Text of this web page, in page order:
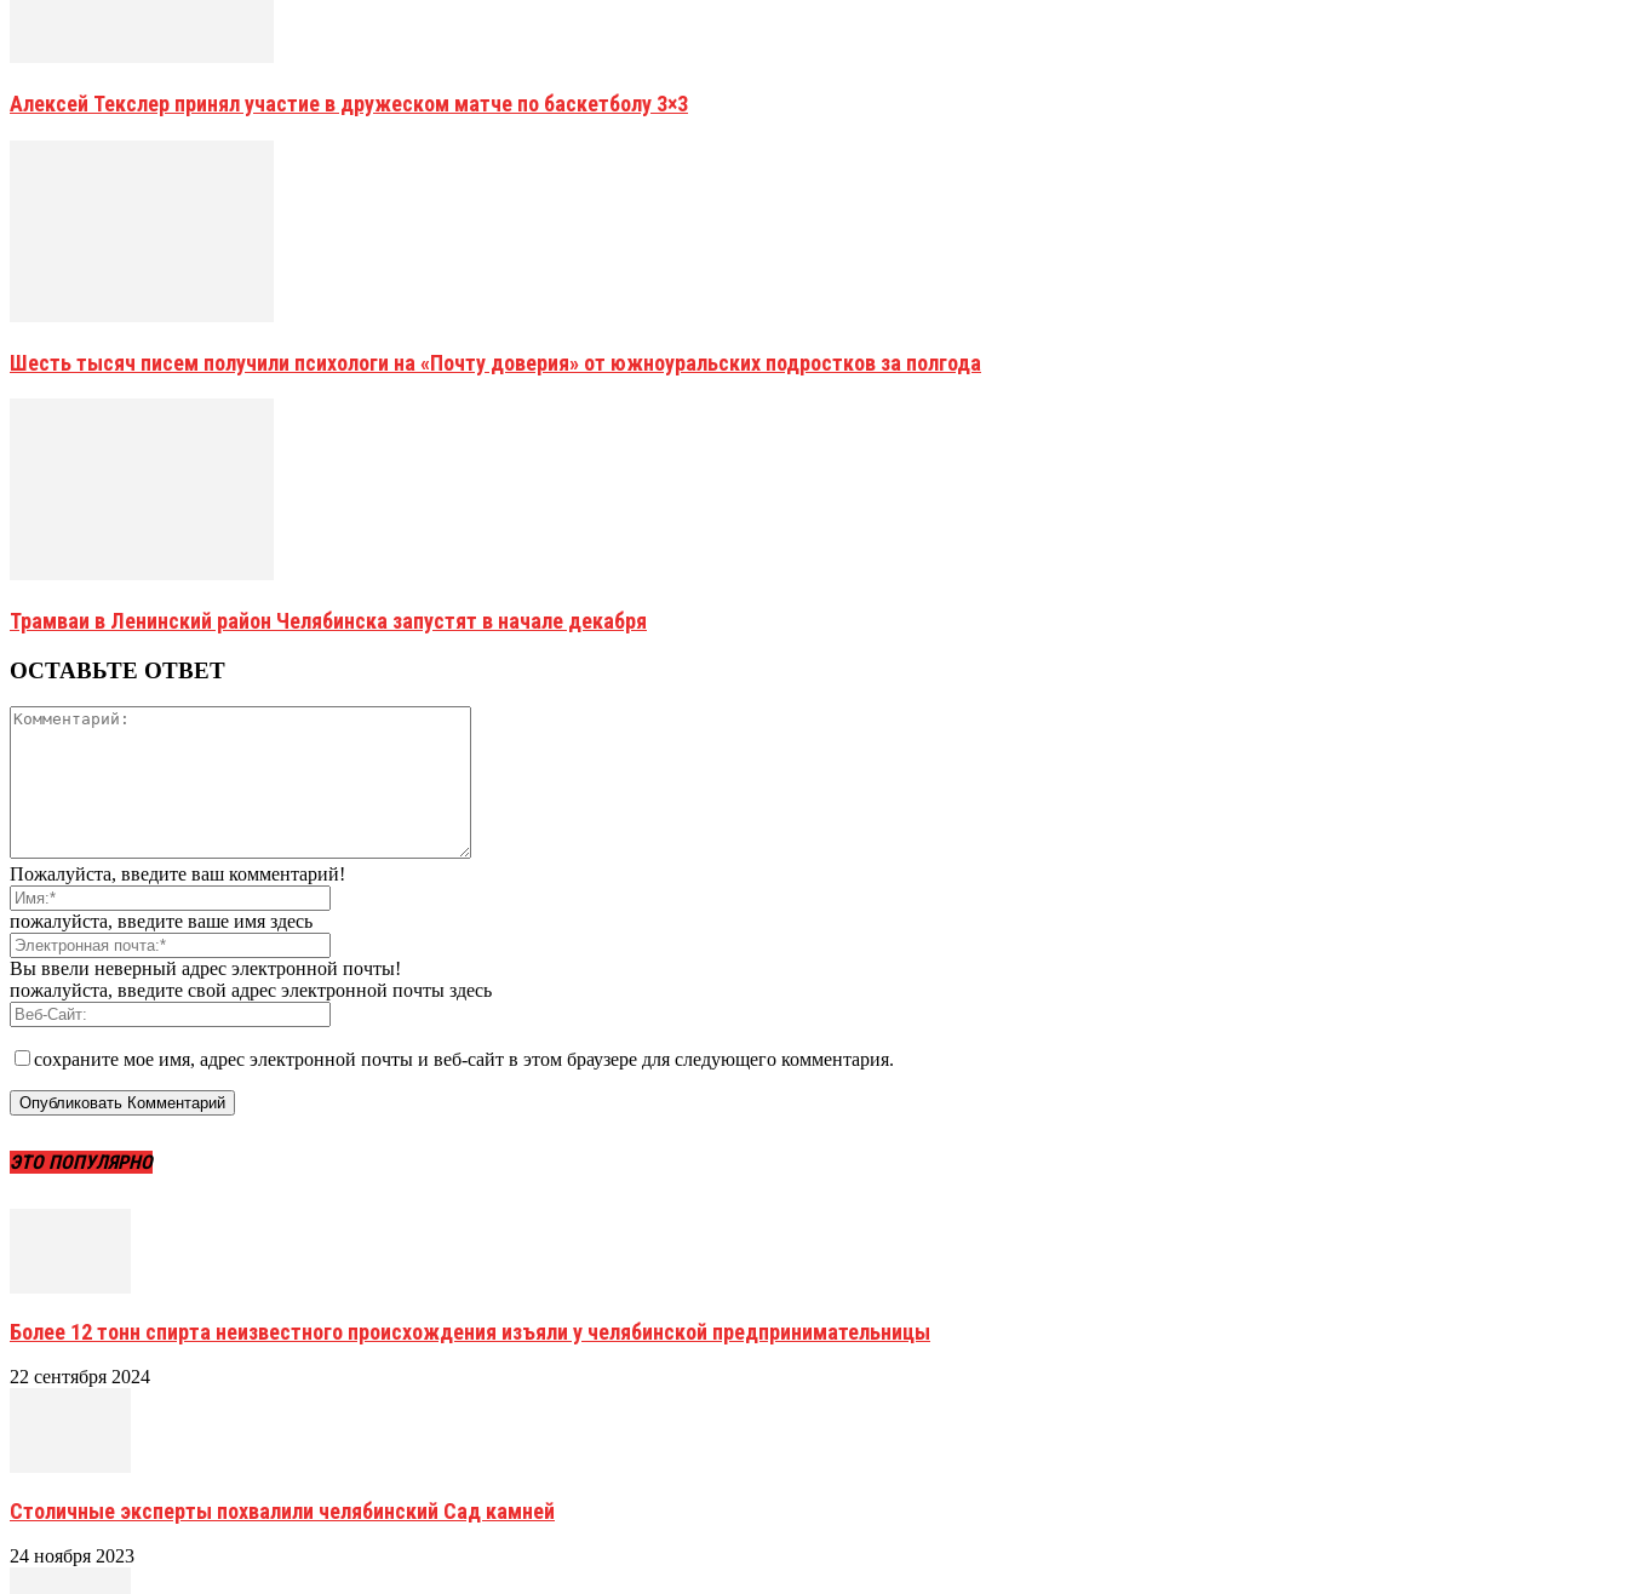
Алексей Текслер принял участие в дружеском матче по баскетболу 3×3
Шесть тысяч писем получили психологи на «Почту доверия» от южноуральских подростков за полгода
Трамваи в Ленинский район Челябинска запустят в начале декабря
ОСТАВЬТЕ ОТВЕТ
Пожалуйста, введите ваш комментарий!
пожалуйста, введите ваше имя здесь
Вы ввели неверный адрес электронной почты!
пожалуйста, введите свой адрес электронной почты здесь
сохраните мое имя, адрес электронной почты и веб-сайт в этом браузере для следующего комментария.
ЭТО ПОПУЛЯРНО
Более 12 тонн спирта неизвестного происхождения изъяли у челябинской предпринимательницы
22 сентября 2024
Столичные эксперты похвалили челябинский Сад камней
24 ноября 2023